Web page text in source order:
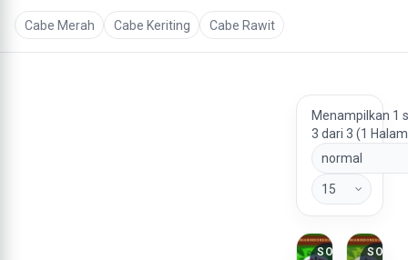
Cabe Merah Cabe Keriting Cabe Rawit
Menampilkan 1
3 dari 3 (1
SOLD
SOLD